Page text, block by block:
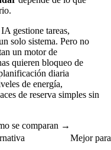
gestione tareas,
solo sistema. Pero no
un motor de
quieren bloqueo de
diaria
de energía,
de reserva simples sin
se comparan →
Mejor para